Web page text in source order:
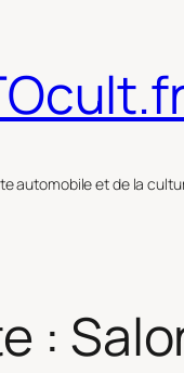
automobile et de la
: